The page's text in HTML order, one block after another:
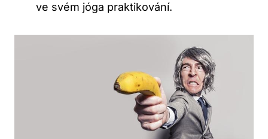
ve svém jóga praktikování.